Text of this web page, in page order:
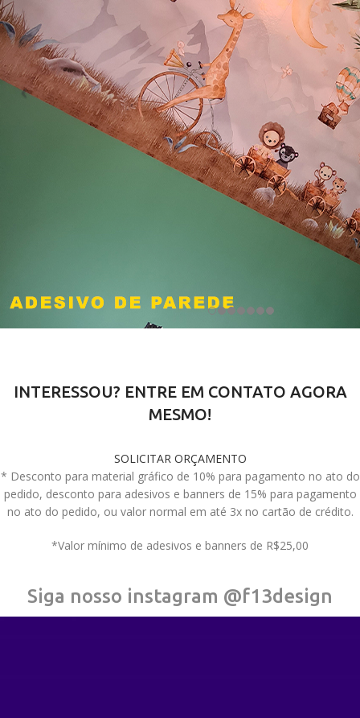
INTERESSOU? ENTRE EM CONTATO AGORA
MESMO!
SOLICITAR ORÇAMENTO
* Desconto para material gráfico de 10% para pagamento no ato do
pedido, desconto para adesivos e banners de 15% para pagamento
no ato do pedido, ou valor normal em até 3x no cartão de crédito.
*Valor mínimo de adesivos e banners de R$25,00
Siga nosso instagram @f13design